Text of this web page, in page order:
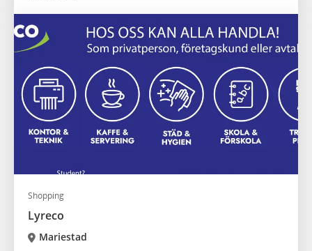
Shopping
Lyreco
Mariestad